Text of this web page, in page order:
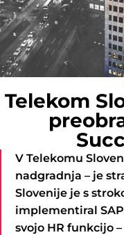
Telekom
V Telekomu
nadgradnja – je
Slovenije je s
implementiral
svojo HR funkcijo